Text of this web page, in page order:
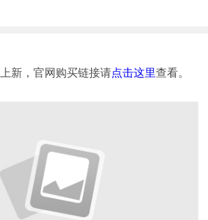
新，官网购买链接请点击这里查看。